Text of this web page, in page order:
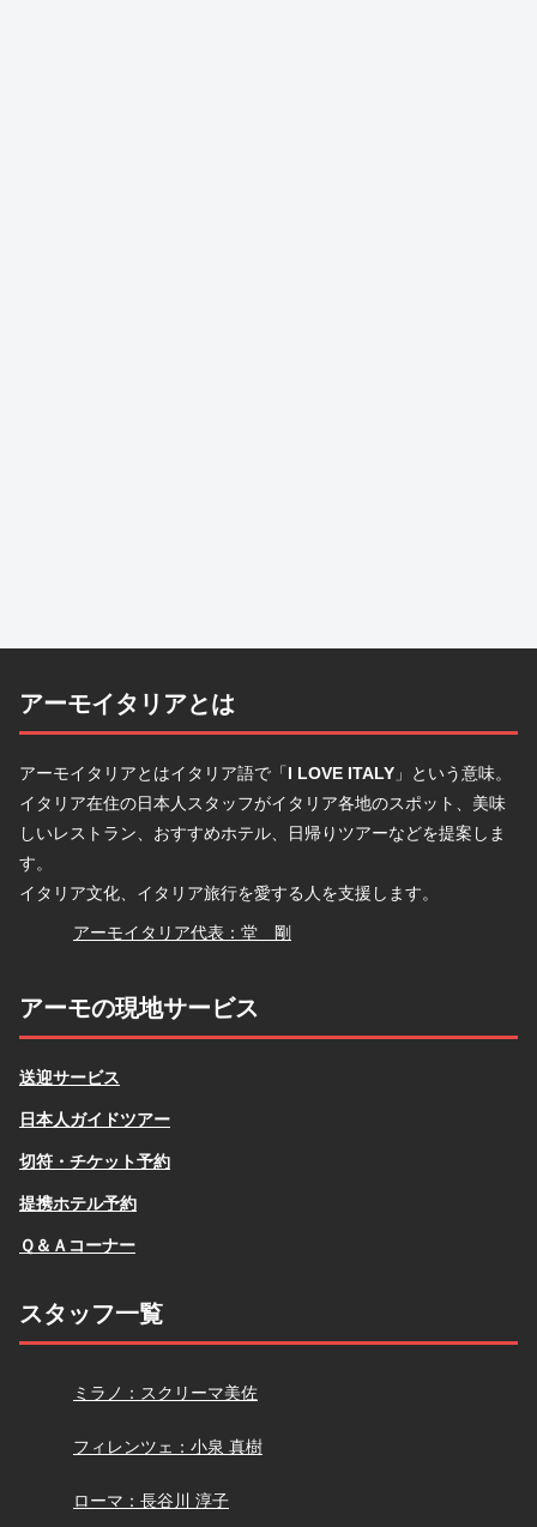
アーモイタリアとは
アーモイタリアとはイタリア語で「I LOVE ITALY 」という意味。
イタリア在住の日本人スタッフがイタリア各地のスポット、美味
しいレストラン、おすすめホテル、日帰りツアーなどを提案しま
す。
イタリア文化、イタリア旅行を愛する人を支援します。
堂
アーモイタリア代表：堂 剛
アーモの現地サービス
送迎サービス
日本人ガイドツアー
切符・チケット予約
提携ホテル予約
Ｑ＆Ａコーナー
スタッフ一覧
スクリーマ
ミラノ：スクリーマ美佐
小泉
フィレンツェ：小泉 真樹
長谷川
ローマ：長谷川 淳子